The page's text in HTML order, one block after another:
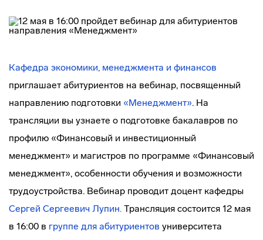
Кафедра экономики, менеджмента и финансов
приглашает абитуриентов на вебинар, посвященный
направлению подготовки «Менеджмент». На
трансляции вы узнаете о подготовке бакалавров по
профилю «Финансовый и инвестиционный
менеджмент» и магистров по программе «Финансовый
менеджмент», особенности обучения и возможности
трудоустройства. Вебинар проводит доцент кафедры
Сергей Сергеевич Лупин. Трансляция состоится 12 мая
в 16:00 в группе для абитуриентов университета